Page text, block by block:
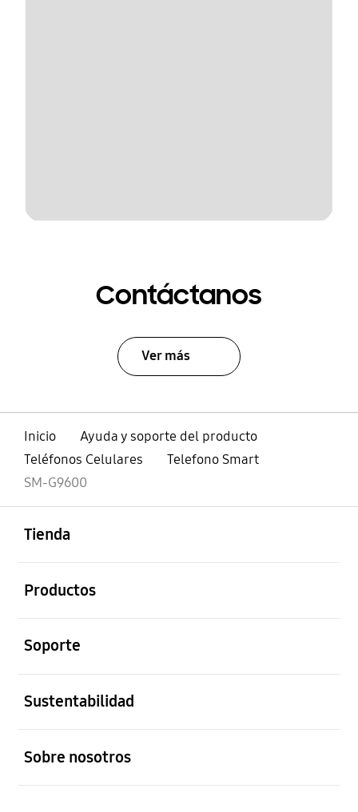
Contáctanos
Ver más
Inicio
Ayuda y soporte del producto
Teléfonos Celulares
Telefono Smart
SM-G9600
Tienda
Productos
Soporte
Sustentabilidad
Sobre nosotros